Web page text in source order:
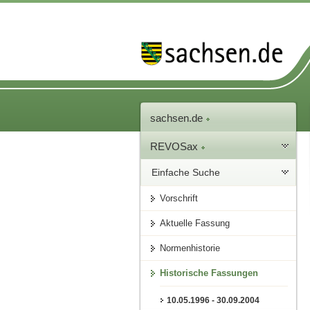
sachsen.de
REVOSax
Einfache Suche
Vorschrift
Aktuelle Fassung
Normenhistorie
Historische Fassungen
10.05.1996 - 30.09.2004